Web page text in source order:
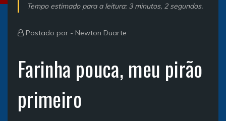
Tempo estimado para a leitura: 3 minutos, 2 segundos.
Postado por - Newton Duarte
Farinha pouca, meu pirão
primeiro